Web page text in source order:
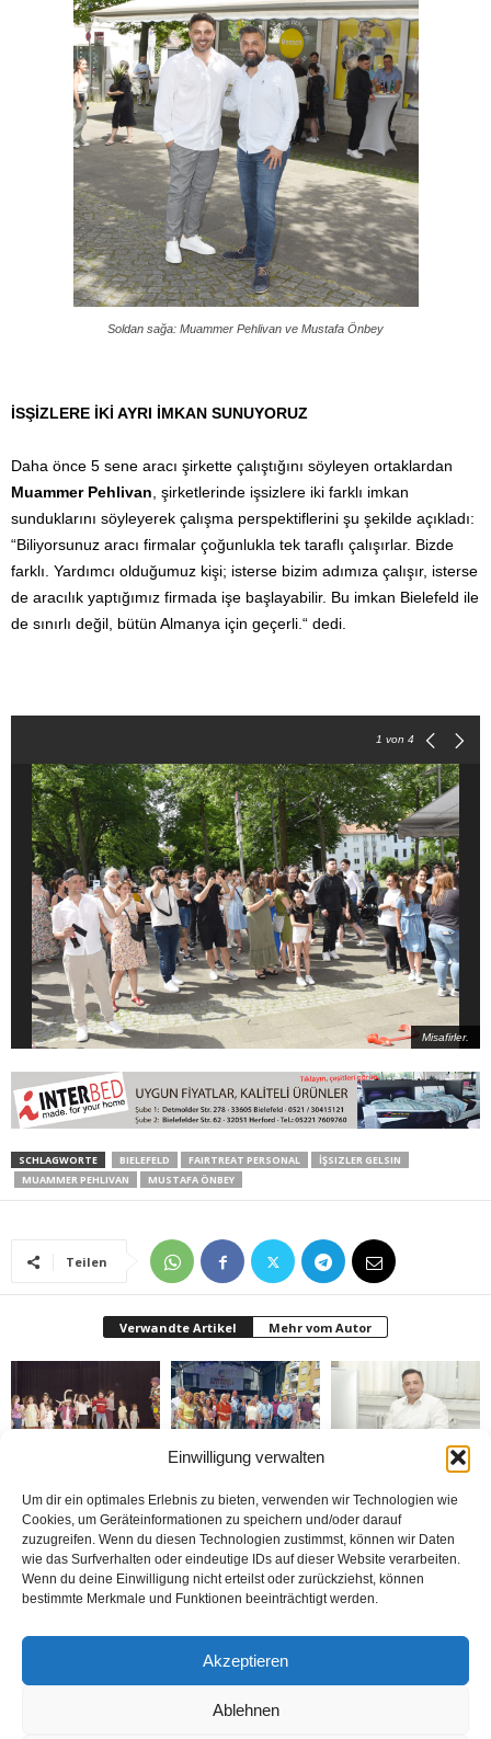
Einwilligung verwalten
Um dir ein optimales Erlebnis zu bieten, verwenden wir Technologien wie
Cookies, um Geräteinformationen zu speichern und/oder darauf
zuzugreifen. Wenn du diesen Technologien zustimmst, können wir Daten
wie das Surfverhalten oder eindeutige IDs auf dieser Website verarbeiten.
Wenn du deine Einwilligung nicht erteilst oder zurückziehst, können
bestimmte Merkmale und Funktionen beeinträchtigt werden.
Akzeptieren
Ablehnen
Soldan sağa: Muammer Pehlivan ve Mustafa Önbey
İSŞİZLERE İKİ AYRI İMKAN SUNUYORUZ
Daha önce 5 sene aracı şirkette çalıştığını söyleyen ortaklardan
Muammer Pehlivan , şirketlerinde işsizlere iki farklı imkan
sunduklarını söyleyerek çalışma perspektiflerini şu şekilde açıkladı:
“Biliyorsunuz aracı firmalar çoğunlukla tek taraflı çalışırlar. Bizde
farklı. Yardımcı olduğumuz kişi; isterse bizim adımıza çalışır, isterse
de aracılık yaptığımız firmada işe başlayabilir. Bu imkan Bielefeld ile
de sınırlı değil, bütün Almanya için geçerli.“ dedi.
1 von 4
Misafirler.
SCHLAGWORTE BIELEFELD FAIRTREAT PERSONAL
İŞSIZLER GELSIN
MUAMMER PEHLIVAN
MUSTAFA ÖNBEY
Teilen
Verwandte Artikel Mehr vom Autor
Festivali yapıldı
Yabancılar Haftası
donduruldu
Wiedenbrück’e açtı
Bakım Sigortası
Danışmanlığı Yapıyoruz
sistemi ile çalışıyor